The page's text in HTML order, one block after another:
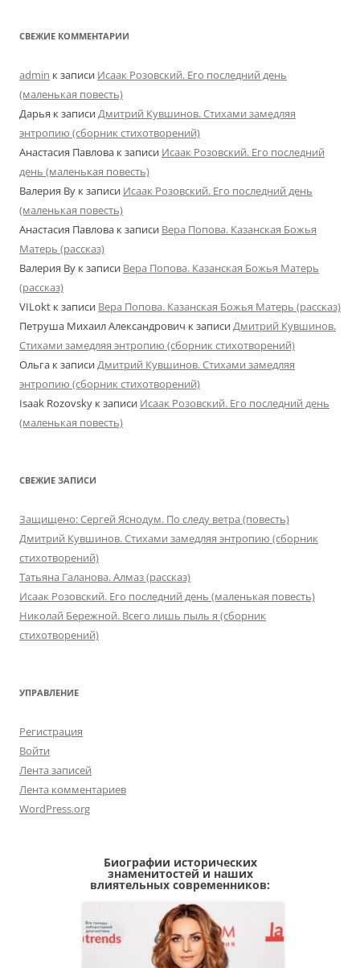
СВЕЖИЕ КОММЕНТАРИИ
admin к записи Исаак Розовский. Его последний день
(маленькая повесть)
Дарья к записиДмитрий Кувшинов. Стихами замедляя
энтропию (сборник стихотворений)
Анастасия Павлова к записи Исаак Розовский. Его последний
день (маленькая повесть)
Валерия Ву к записи Исаак Розовский. Его последний день
(маленькая повесть)
Анастасия Павлова к записи Вера Попова. Казанская Божья
Матерь (рассказ)
Валерия Ву к записи Вера Попова. Казанская Божья Матерь
(рассказ)
VILokt к записи Вера Попова. Казанская Божья Матерь (рассказ)
Петруша Михаил Александрович к записиДмитрий Кувшинов.
Стихами замедляя энтропию (сборник стихотворений)
Ольга к записиДмитрий Кувшинов. Стихами замедляя
энтропию (сборник стихотворений)
Isaak Rozovsky к записи Исаак Розовский. Его последний день
(маленькая повесть)
СВЕЖИЕ ЗАПИСИ
Защищено: Сергей Яснодум. По следу ветра (повесть)
Дмитрий Кувшинов. Стихами замедляя энтропию (сборник
стихотворений)
Татьяна Галанова. Алмаз (рассказ)
Исаак Розовский. Его последний день (маленькая повесть)
Николай Бережной. Всего лишь пыль я (сборник
стихотворений)
УПРАВЛЕНИЕ
Регистрация
Войти
Лента записей
Лента комментариев
WordPress.org
Биографии исторических
знаменитостей и наших
влиятельных современников: